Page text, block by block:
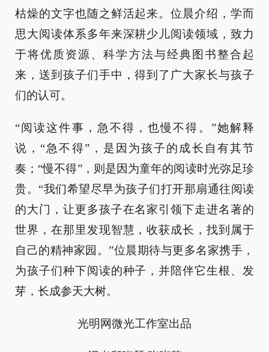
枯燥的文字也随之鲜活起来。位晨介绍，学而
思大阅读体系多年来深耕少儿阅读领域，致力
于将优质资源、科学方法与经典图书整合起
来，送到孩子们手中，得到了广大家长与孩子
们的认可。
“阅读这件事，急不得，也慢不得。”她解释
说，“急不得”，是因为孩子的成长自有其节
奏；“慢不得”，则是因为童年的阅读时光弥足珍
贵。“我们希望尽早为孩子们打开那扇通往阅读
的大门，让更多孩子在名家引领下走进名著的
世界，在那里发现智慧，收获成长，找到属于
自己的精神家园。”位晨期待与更多名家携手，
为孩子们种下阅读的种子，并陪伴它生根、发
芽，长成参天大树。
光明网微光工作室出品